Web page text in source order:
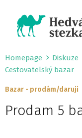
Homepage Diskuze
Cestovatelský bazar
Bazar - prodám/daruji
Prodam 5